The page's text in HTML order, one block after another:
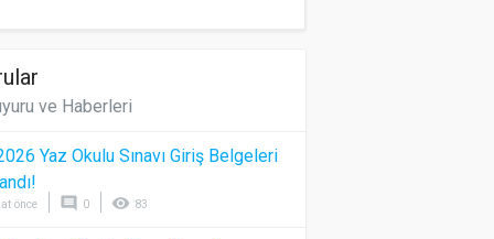
ve Haberleri
Yaz Okulu Sınavı Giriş Belgeleri
önce comment 0 visibility 83